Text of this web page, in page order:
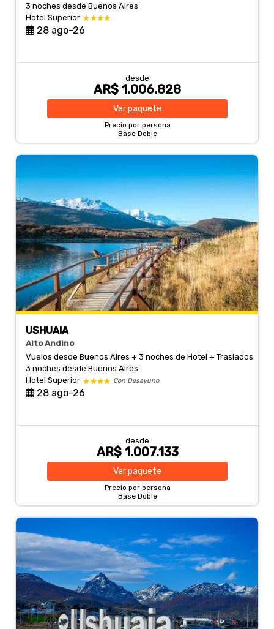
3 nochesdesde Buenos Aires
Hotel Superior
28 ago-26
desde
AR$ 1.006.828
Verpaquete
Precio por persona
Base Doble
USHUAIA
Alto Andino
Vuelos desde Buenos Aires + 3 noches de Hotel + Traslados
3 nochesdesde Buenos Aires
Hotel Superior
Con Desayuno
28 ago-26
desde
AR$ 1.007.133
Verpaquete
Precio por persona
Base Doble